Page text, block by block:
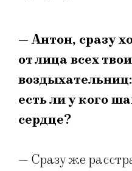
— Антон, сразу
от лица всех
воздыхательниц:
есть ли у кого
сердце?
— Сразу же